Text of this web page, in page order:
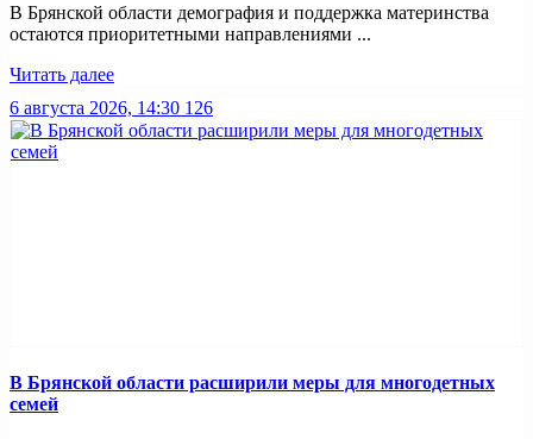
В Брянской области демография и поддержка материнства
остаются приоритетными направлениями ...
Читать далее
6 августа 2026, 14:30 126
В Брянской области расширили меры для многодетных
семей